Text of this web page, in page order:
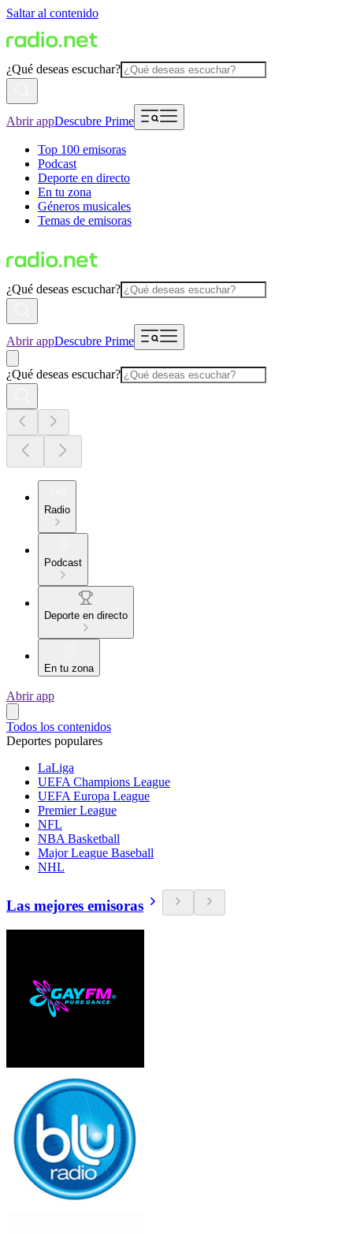
Saltar al contenido
¿Qué deseas escuchar?
Abrir appDescubre Prime
Top 100 emisoras
Podcast
Deporte en directo
En tu zona
Géneros musicales
Temas de emisoras
¿Qué deseas escuchar?
Abrir appDescubre Prime
¿Qué deseas escuchar?
Radio
Podcast
Deporte en directo
En tu zona
Abrir app
Todos los contenidos
Deportes populares
LaLiga
UEFA Champions League
UEFA Europa League
Premier League
NFL
NBA Basketball
Major League Baseball
NHL
Las mejores emisoras